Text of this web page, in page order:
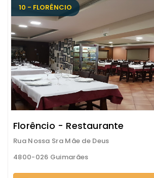
10 - FLORÊNCIO
Florêncio - Restaurante
Rua Nossa Sra Mãe de Deus
4800-026 Guimarães